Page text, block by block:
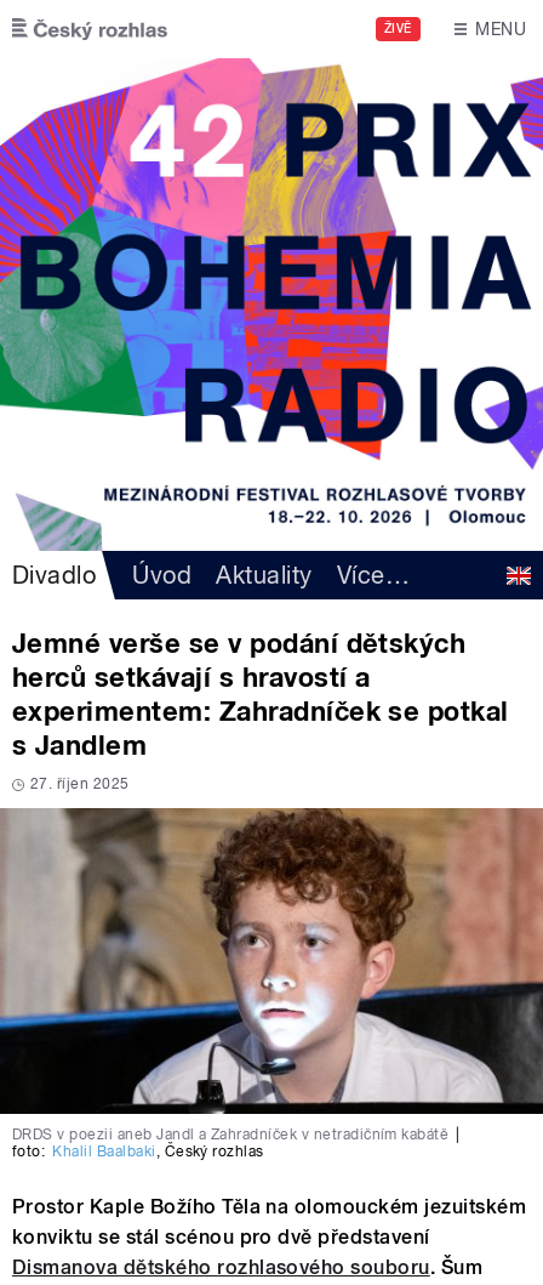
Přejít k hlavnímu obsahu
ŽIVĚ MENU
Divadlo Úvod Aktuality Více…
Jemné verše se v podání dětských
herců setkávají s hravostí a
experimentem: Zahradníček se potkal
s Jandlem
27. říjen 2025
DRDS v poezii aneb Jandl a Zahradníček v netradičním kabátě
foto: Khalil Baalbaki , Český rozhlas
Prostor Kaple Božího Těla na olomouckém jezuitském
konviktu se stál scénou pro dvě představení
Dismanova dětského rozhlasového souboru. Šum